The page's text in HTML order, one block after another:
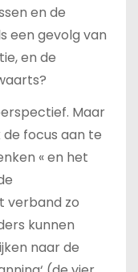
en de
een gevolg van
en de
Maar
focus aan te
« en het
verband zo
kunnen
naar de